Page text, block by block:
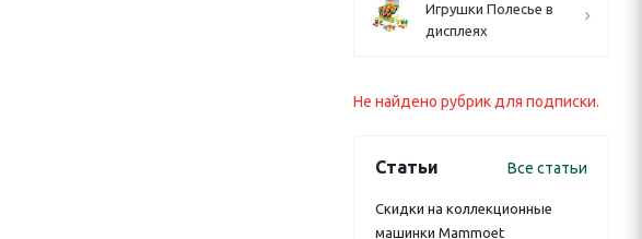
Игрушки Полесье в
дисплеях
Не найдено рубрик для подписки.
Статьи Все статьи
Скидки на коллекционные
машинки Mammoet